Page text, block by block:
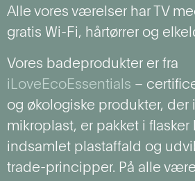
Alle vores værelser har TV
gratis Wi-Fi, hårtørrer og
Vores badeprodukter er fra
iLoveEcoEssentials –
og økologiske produkter, der
mikroplast, er pakket i flasker
indsamlet plastaffald og
trade-principper. På alle